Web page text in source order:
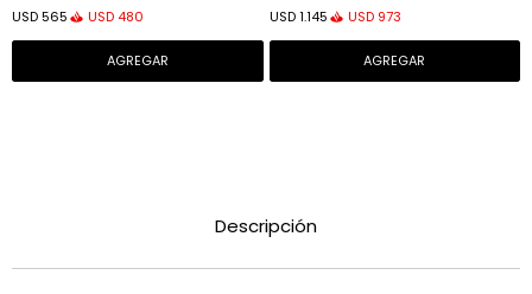
USD565 USD 480
Credit
USD 1.145 USD 973
Descripción